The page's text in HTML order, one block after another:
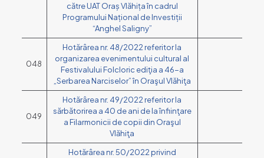
către UAT Oraș Vlăhița în cadrul
Programului Național de Investiții
“Anghel Saligny”
048
Hotărârea nr. 48/2022 referitor la
organizarea evenimentului cultural al
Festivalului Folcloric ediţia a 46-a
„Serbarea Narciselor” în Oraşul Vlăhiţa
049
Hotărârea nr. 49/2022 referitor la
sărbătorirea a 40 de ani de la înfiinţare
a Filarmonicii de copii din Oraşul
Vlăhiţa
Hotărârea nr. 50/2022 privind